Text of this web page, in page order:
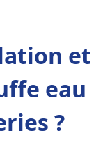
et
eau
?